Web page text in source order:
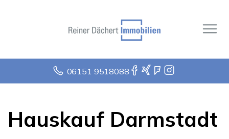
06151 9518088
Hauskauf Darmstadt